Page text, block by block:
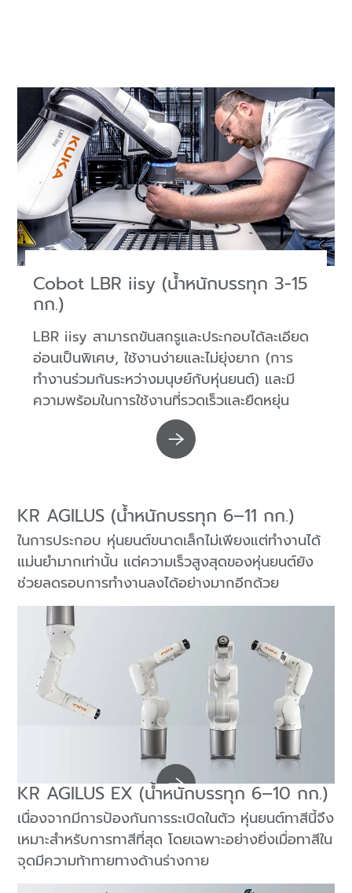
Cobot LBR iisy (น้ำหนักบรรทุก 3-15
กก.)
LBR iisy สามารถขันสกรูและประกอบได้ละเอียด
อ่อนเป็นพิเศษ, ใช้งานง่ายและไม่ยุ่งยาก (การ
ทำงานร่วมกันระหว่างมนุษย์กับหุ่นยนต์) และมี
ความพร้อมในการใช้งานที่รวดเร็วและยืดหยุ่น
KR AGILUS (น้ำหนักบรรทุก 6–11 กก.)
ในการประกอบ หุ่นยนต์ขนาดเล็กไม่เพียงแต่ทำงานได้
แม่นยำมากเท่านั้น แต่ความเร็วสูงสุดของหุ่นยนต์ยัง
ช่วยลดรอบการทำงานลงได้อย่างมากอีกด้วย
KR AGILUS EX (น้ำหนักบรรทุก 6–10 กก.)
เนื่องจากมีการป้องกันการระเบิดในตัว หุ่นยนต์ทาสีนี้จึง
เหมาะสำหรับการทาสีที่สุด โดยเฉพาะอย่างยิ่งเมื่อทาสีใน
จุดมีความท้าทายทางด้านร่างกาย